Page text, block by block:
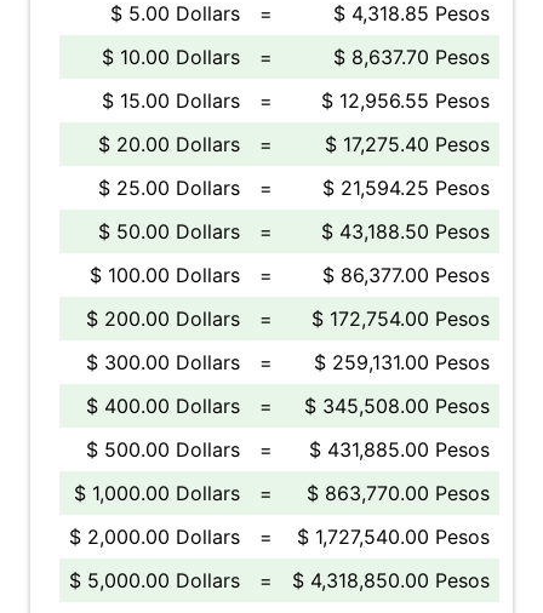
$ 5.00 Dollars
=
$ 4,318.85 Pesos
$ 10.00 Dollars
=
$ 8,637.70 Pesos
$ 15.00 Dollars
=
$ 12,956.55 Pesos
$ 20.00 Dollars
=
$ 17,275.40 Pesos
$ 25.00 Dollars
=
$ 21,594.25 Pesos
$ 50.00 Dollars
=
$ 43,188.50 Pesos
$ 100.00 Dollars
=
$ 86,377.00 Pesos
$ 200.00 Dollars
=
$ 172,754.00 Pesos
$ 300.00 Dollars
=
$ 259,131.00 Pesos
$ 400.00 Dollars
=
$ 345,508.00 Pesos
$ 500.00 Dollars
=
$ 431,885.00 Pesos
$ 1,000.00 Dollars
=
$ 863,770.00 Pesos
$ 2,000.00 Dollars
=
$ 1,727,540.00 Pesos
$ 5,000.00 Dollars
= $ 4,318,850.00 Pesos